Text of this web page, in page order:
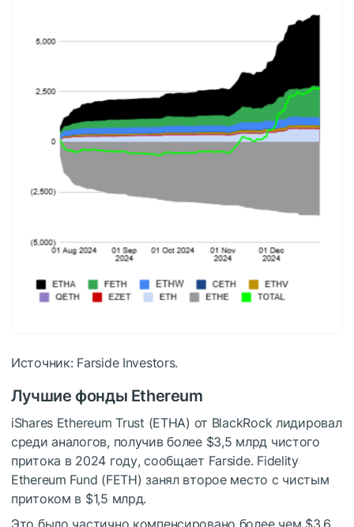
Источник: Farside Investors.
Лучшие фонды Ethereum
iShares Ethereum Trust (ETHA) от BlackRock лидировал
среди аналогов, получив более $3,5 млрд чистого
притока в 2024 году, сообщает Farside. Fidelity
Ethereum Fund (FETH) занял второе место с чистым
притоком в $1,5 млрд.